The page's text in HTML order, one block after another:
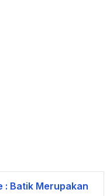
: Batik Merupakan